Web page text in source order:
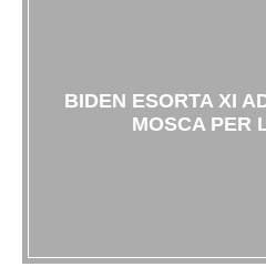
BIDEN ESORTA XI
MOSCA PER